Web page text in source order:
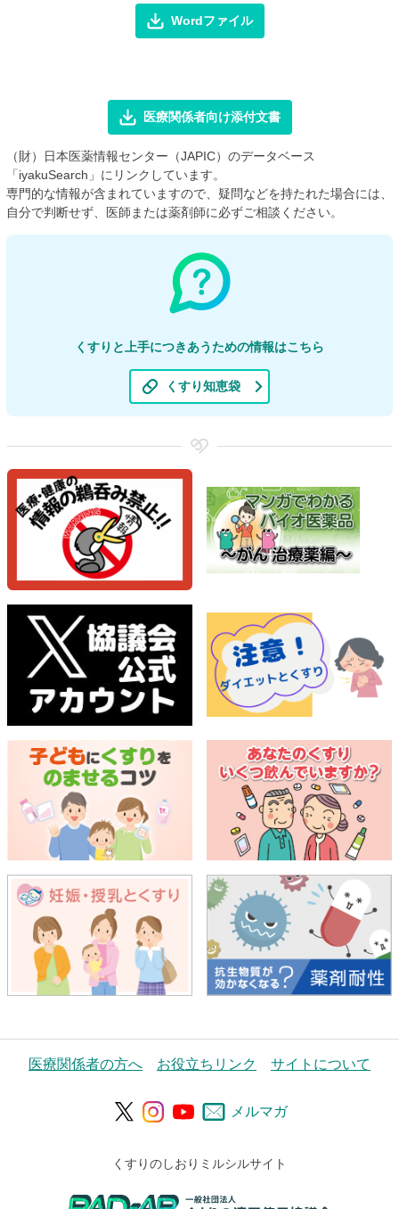
Wordファイル
医療関係者向け添付文書
（財）日本医薬情報センター（JAPIC）のデータベース
「iyakuSearch」にリンクしています。
専門的な情報が含まれていますので、疑問などを持たれた場合には、
自分で判断せず、医師または薬剤師に必ずご相談ください。
くすりと上手につきあうための情報はこちら
くすり知恵袋
医療関係者の方へ お役立ちリンク サイトについて
メルマガ
くすりのしおりミルシルサイト